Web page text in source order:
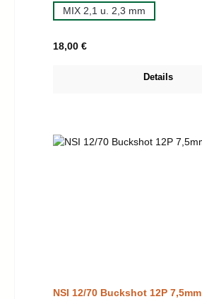
MIX 2,1 u. 2,3 mm
Regulärer Preis:
18,00 €
Details
NSI 12/70 Buckshot 12P 7,5mm